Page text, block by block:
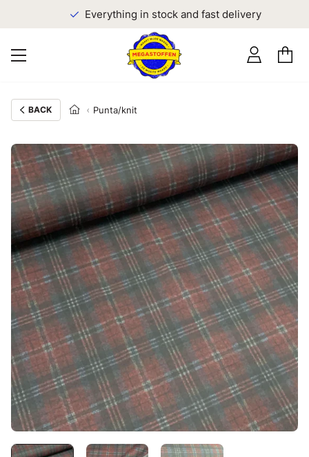
Everything in stock and fast delivery
BACK Punta/knit